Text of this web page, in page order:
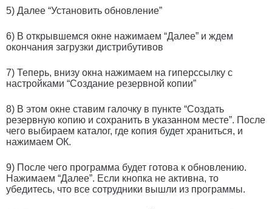
5) Далее “Установить обновление”
6) В открывшемся окне нажимаем “Далее” и ждем
окончания загрузки дистрибутивов
7) Теперь, внизу окна нажимаем на гиперссылку с
настройками “Создание резервной копии”
8) В этом окне ставим галочку в пункте “Создать
резервную копию и сохранить в указанном месте”. После
чего выбираем каталог, где копия будет храниться, и
нажимаем ОК.
9) После чего программа будет готова к обновлению.
Нажимаем “Далее”. Если кнопка не активна, то
убедитесь, что все сотрудники вышли из программы.